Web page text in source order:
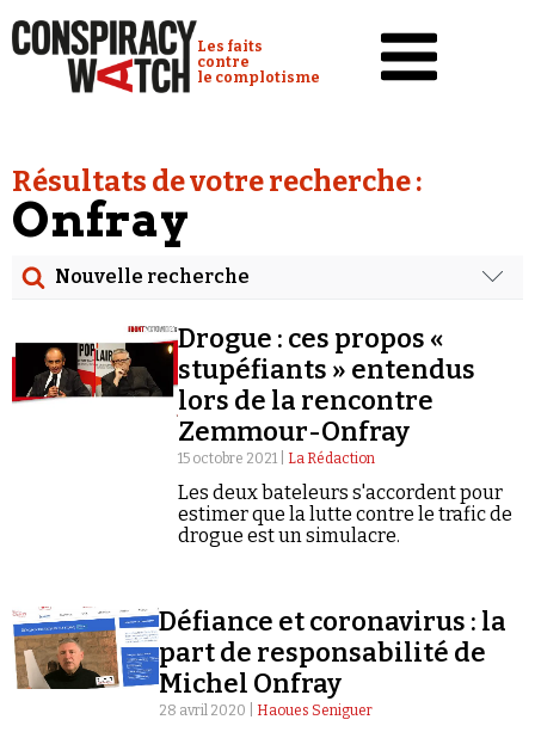
Conspiracy Watch :
Les faits
contre
le complotisme
Analyses
Conspipédia
Vidéos
Émissions
Revues de presse
Newsletter
Faire un don
Demander à Vera
Se connecter
Résultats de votre recherche :
Onfray
Nouvelle recherche
Date
Rechercher dans tous les contenus
Drogue : ces propos «
stupéfiants » entendus
lors de la rencontre
Zemmour-Onfray
15 octobre 2021 | La Rédaction
Les deux bateleurs s'accordent pour
estimer que la lutte contre le trafic de
drogue est un simulacre.
Défiance et coronavirus : la
part de responsabilité de
Michel Onfray
28 avril 2020 | Haoues Seniguer